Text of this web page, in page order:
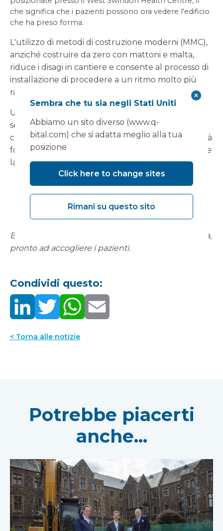
che significa che i pazienti possono ora vedere l'edificio
che ha preso forma.
L'utilizzo di metodi di costruzione moderni (MMC),
anziché costruire da zero con mattoni e malta,
riduce i disagi in cantiere e consente al processo di
installazione di procedere a un ritmo molto più
rapido.
Una volta operativa, la nuova unità eseguirà una
serie di procedure pianificate di gastroscopia e
colonscopia e completerà i numerosi altri servizi già
forniti presso il West Swindon Health Centre, come
la TAC e la risonanza magnetica.
Ecco come apparirà il centro tra qualche settimana,
pronto ad accogliere i pazienti.
Condividi questo:
< Torna alle notizie
Potrebbe piacerti
anche...
Sembra che tu sia negli Stati Uniti
Abbiamo un sito diverso (www.q-
bital.com) che si adatta meglio alla tua
posizione
Click here to change sites
Rimani su questo sito